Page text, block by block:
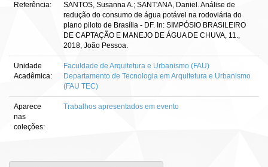
Referência:
SANTOS, Susanna A.; SANT'ANA, Daniel. Análise de
redução do consumo de água potável na rodoviária do
plano piloto de Brasília - DF. In: SIMPÓSIO BRASILEIRO
DE CAPTAÇÃO E MANEJO DE ÁGUA DE CHUVA, 11.,
2018, João Pessoa.
Unidade
Acadêmica:
Faculdade de Arquitetura e Urbanismo (FAU)
Departamento de Tecnologia em Arquitetura e Urbanismo
(FAU TEC)
Aparece
nas
coleções:
Trabalhos apresentados em evento